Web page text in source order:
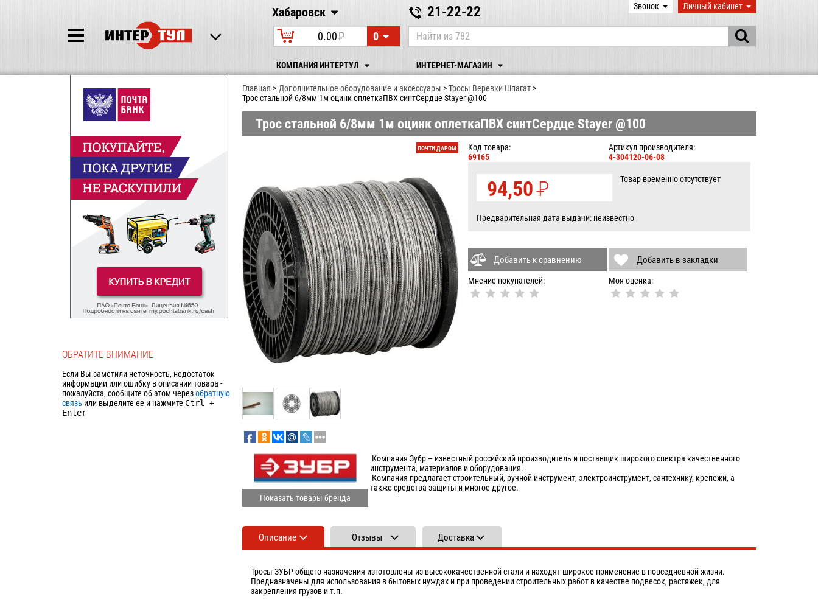
Хабаровск
Хабаровск
21-22-22 Звонок Личный кабинет
0.00P
0
КОМПАНИЯ ИНТЕРТУЛ ИНТЕРНЕТ-МАГАЗИН
Главная Дополнительное оборудование и аксессуары
Тросы Веревки Шпагат
Трос стальной 6/8мм 1м оцинк оплеткаПВХ синтCердце Stayer @100
Трос стальной 6/8мм 1м оцинк оплеткаПВХ синтCердце Stayer @100
ПОЧТИ ДАРОМ
Код товара:
69165
Артикул производителя:
4-304120-06-08
94,50P
УБ.
Товар временно отсутствует
Предварительная дата выдачи: неизвестно
Добавить к сравнению Добавить в закладки
Мнение покупателей: Моя оценка:
Показать товары бренда
Компания Зубр – известный российский производитель и поставщик широкого спектра качественного
инструмента, материалов и оборудования.
Компания предлагает строительный, ручной инструмент, электроинструмент, сантехнику, крепежи, а
также средства защиты и многое другое.
Описание
Тросы ЗУБР общего назначения изготовлены из высококачественной стали и находят широкое применение в повседневной жизни.
Предназначены для использования в бытовых нуждах и при проведении строительных работ в качестве подвесок, растяжек, для
закрепления грузов и т.п.
Отзывы Доставка
ОБРАТИТЕ ВНИМАНИЕ
Если Вы заметили неточность, недостаток
информации или ошибку в описании товара -
пожалуйста, сообщите об этом черезобратную
связь или выделите ее и нажмите Ctrl
+
Enter